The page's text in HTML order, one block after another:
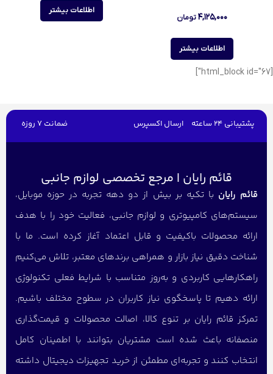
۴,۱۲۵,۰۰۰ تومان
اطلاعات بیشتر
اطلاعات بیشتر
[html_block id="67"]
پشتیبانی 24 ساعته ارسال اکسپرس ضمانت 7 روزه
قائم رایان | مرجع تخصصی لوازم جانبی
قائم رایان با تکیه بر بیش از دو دهه تجربه در حوزه موبایل،
سیستم‌های کامپیوتری و لوازم جانبی، فعالیت خود را با هدف
ارائه محصولات باکیفیت و قابل اعتماد آغاز کرده است. ما با
شناخت دقیق نیاز بازار و همراهی برندهای معتبر، تلاش می‌کنیم
راهکارهایی کاربردی و به‌روز متناسب با شرایط فعلی تکنولوژی
ارائه دهیم تا پاسخگوی نیاز کاربران در سطوح مختلف باشیم.
تمرکز قائم رایان بر تنوع کالا، اصالت محصولات و قیمت‌گذاری
منصفانه باعث شده است مشتریان بتوانند با اطمینان کامل
انتخاب کنند و تجربه‌ای مطمئن از خرید تجهیزات دیجیتال داشته